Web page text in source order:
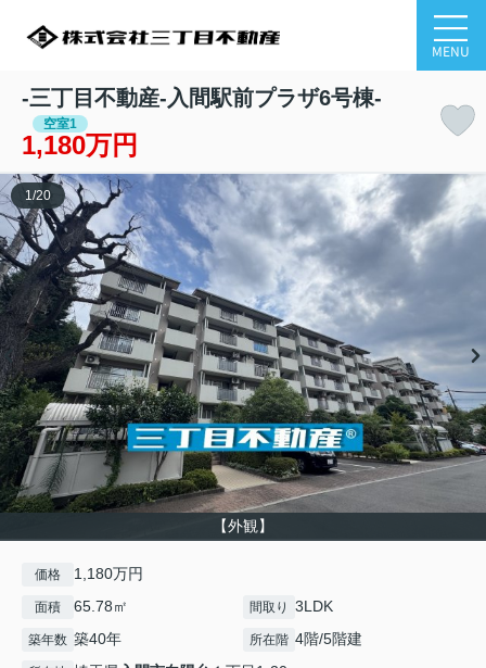
MENU
-三丁目不動産-入間駅前プラザ6号棟-
空室1
1,180万円
【外観】
1 /20
価格 1,180万円
面積 65.78㎡ 間取り 3LDK
築年数 築40年 所在階 4階/5階建